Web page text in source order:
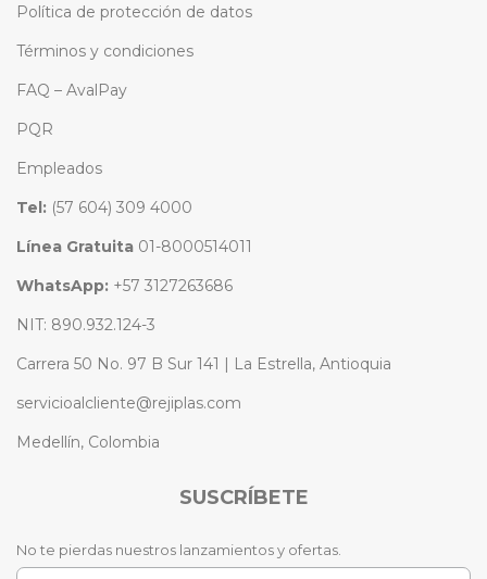
Política de protección de datos
Términos y condiciones
FAQ – AvalPay
PQR
Empleados
Tel: (57 604) 309 4000
Línea Gratuita 01-8000514011
WhatsApp: +57 3127263686
NIT: 890.932.124-3
Carrera 50 No. 97 B Sur 141 | La Estrella, Antioquia
servicioalcliente@rejiplas.com
Medellín, Colombia
SUSCRÍBETE
No te pierdas nuestros lanzamientos y ofertas.